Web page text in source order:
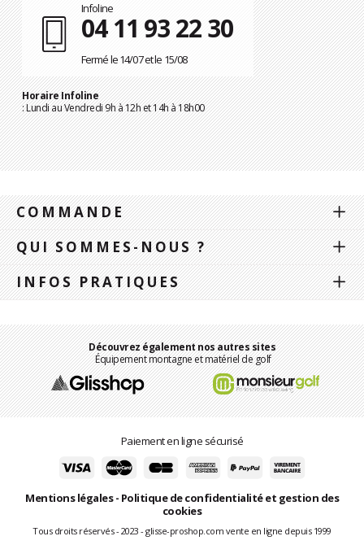
Infoline
04 11 93 22 30
Fermé le 14/07 et le 15/08
Horaire Infoline
: Lundi au Vendredi 9h à 12h et 14h à 18h00
COMMANDE
QUI SOMMES-NOUS ?
INFOS PRATIQUES
Découvrez également nos autres sites
Équipement montagne et matériel de golf
Paiement en ligne sécurisé
Mentions légales- Politique de confidentialité et gestion des
cookies
Tous droits réservés - 2023 - glisse-proshop.com vente en ligne depuis 1999